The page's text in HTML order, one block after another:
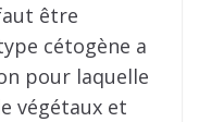
être
cétogène a
pour laquelle
végétaux et